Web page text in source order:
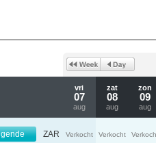
vri
07
aug
zat
08
aug
zon
09
aug
ZAR Verkocht Verkocht